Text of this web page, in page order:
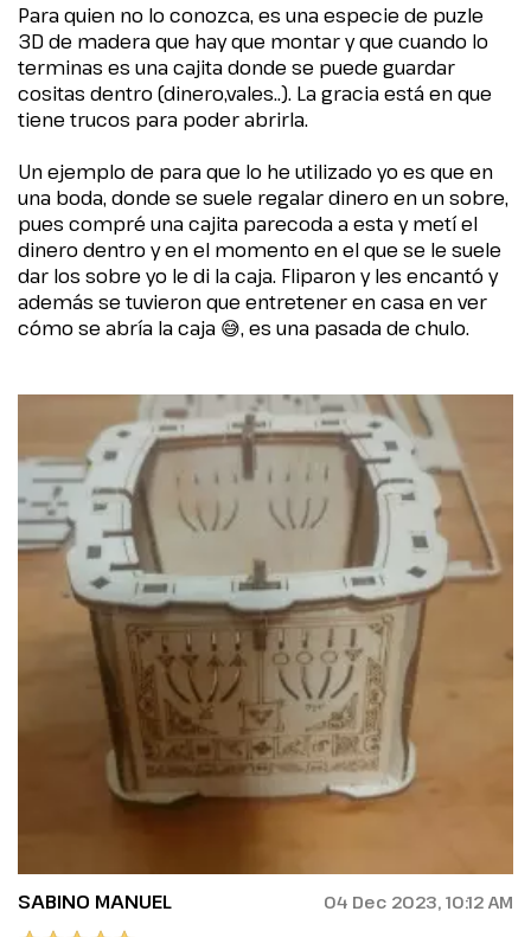
Para quien no lo conozca, es una especie de puzle
3D de madera que hay que montar y que cuando lo
terminas es una cajita donde se puede guardar
cositas dentro (dinero,vales..). La gracia está en que
tiene trucos para poder abrirla.
Un ejemplo de para que lo he utilizado yo es que en
una boda, donde se suele regalar dinero en un sobre,
pues compré una cajita parecoda a esta y metí el
dinero dentro y en el momento en el que se le suele
dar los sobre yo le di la caja. Fliparon y les encantó y
además se tuvieron que entretener en casa en ver
cómo se abría la caja 😅, es una pasada de chulo.
SABINO MANUEL 04 Dec 2023, 10:12 AM